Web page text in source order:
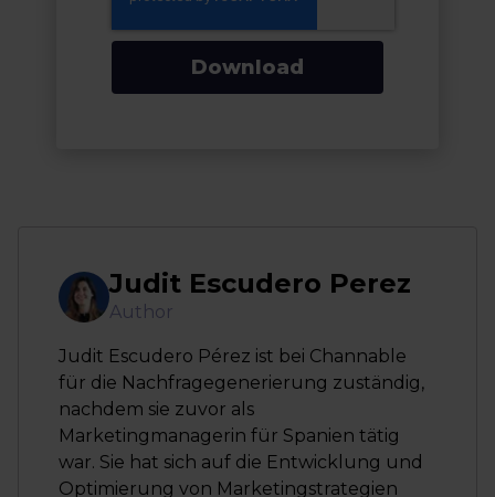
Download
Judit Escudero Perez
Author
Judit Escudero Pérez ist bei Channable
für die Nachfragegenerierung zuständig,
nachdem sie zuvor als
Marketingmanagerin für Spanien tätig
war. Sie hat sich auf die Entwicklung und
Optimierung von Marketingstrategien